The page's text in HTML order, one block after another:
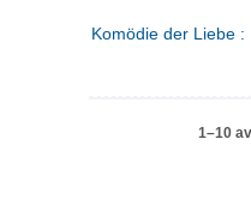
Komödie der Liebe :
1–10